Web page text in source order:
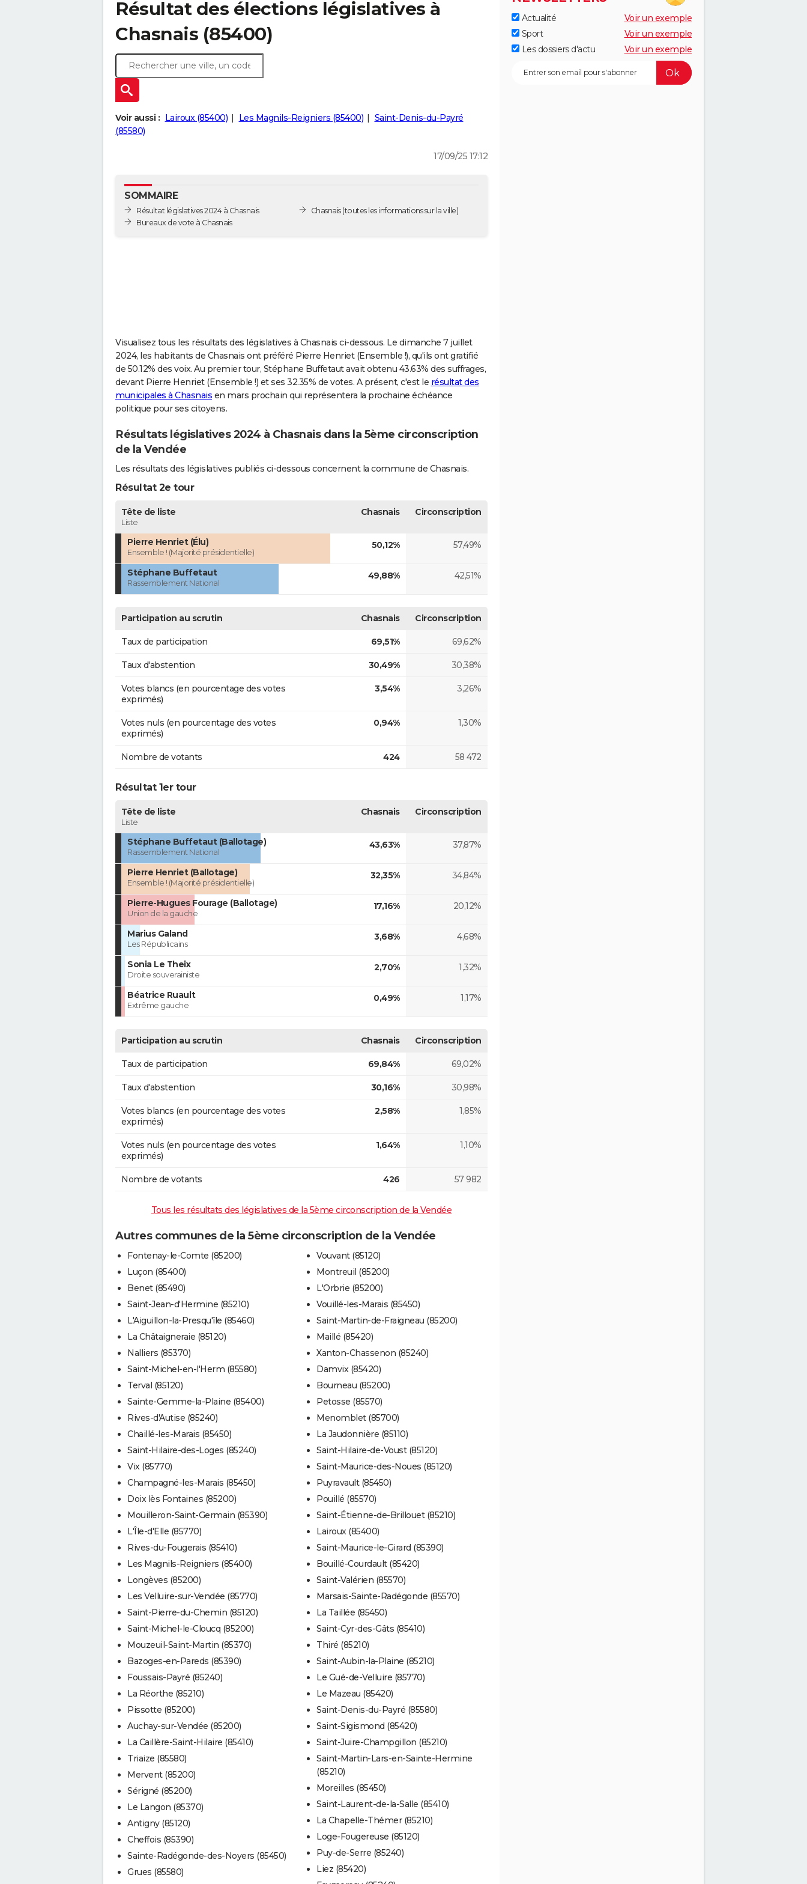
Résultat des élections législatives à
Chasnais (85400)
Voir aussi : Lairoux (85400) Les Magnils-Reigniers (85400)
Saint-Denis-du-Payré
(85580)
17/09/25 17:12
SOMMAIRE
Résultat législatives 2024 à Chasnais
Bureaux de vote à Chasnais
Chasnais(toutes les informations sur la ville)
Visualisez tous les résultats des législatives à Chasnais ci-dessous. Le dimanche 7 juillet
2024, les habitants de Chasnais ont préféré Pierre Henriet (Ensemble !), qu'ils ont gratifié
de 50.12% des voix. Au premier tour, Stéphane Buffetaut avait obtenu 43.63% des suffrages,
devant Pierre Henriet (Ensemble !) et ses 32.35% de votes. A présent, c'est le résultat des
municipales à Chasnais en mars prochain qui représentera la prochaine échéance
politique pour ses citoyens.
Résultats législatives 2024 à Chasnais dans la 5ème circonscription
de la Vendée
Les résultats des législatives publiés ci-dessous concernent la commune de Chasnais.
Résultat 2e tour
Tête de liste
Liste
Chasnais Circonscription
Pierre Henriet (Élu)
Ensemble ! (Majorité présidentielle)
50,12% 57,49%
Stéphane Buffetaut
Rassemblement National
49,88% 42,51%
Participation au scrutin Chasnais Circonscription
Taux de participation 69,51% 69,62%
Taux d'abstention 30,49% 30,38%
Votes blancs (en pourcentage des votes
exprimés)
3,54% 3,26%
Votes nuls (en pourcentage des votes
exprimés)
0,94% 1,30%
Nombre de votants 424 58 472
Résultat 1er tour
Tête de liste
Liste
Chasnais Circonscription
Stéphane Buffetaut (Ballotage)
Rassemblement National
43,63% 37,87%
Pierre Henriet (Ballotage)
Ensemble ! (Majorité présidentielle)
32,35% 34,84%
Pierre-Hugues Fourage (Ballotage)
Union de la gauche
17,16% 20,12%
Marius Galand
Les Républicains
3,68% 4,68%
Sonia Le Theix
Droite souverainiste
2,70% 1,32%
Béatrice Ruault
Extrême gauche
0,49% 1,17%
Participation au scrutin Chasnais Circonscription
Taux de participation 69,84% 69,02%
Taux d'abstention 30,16% 30,98%
Votes blancs (en pourcentage des votes
exprimés)
2,58% 1,85%
Votes nuls (en pourcentage des votes
exprimés)
1,64% 1,10%
Nombre de votants 426 57 982
Tous les résultats des législatives de la 5ème circonscription de la Vendée
Autres communes de la 5ème circonscription de la Vendée
Fontenay-le-Comte (85200)
Luçon (85400)
Benet (85490)
Saint-Jean-d'Hermine (85210)
L'Aiguillon-la-Presqu'île (85460)
La Châtaigneraie (85120)
Nalliers (85370)
Saint-Michel-en-l'Herm (85580)
Terval (85120)
Sainte-Gemme-la-Plaine (85400)
Rives-d'Autise (85240)
Chaillé-les-Marais (85450)
Saint-Hilaire-des-Loges (85240)
Vix (85770)
Champagné-les-Marais (85450)
Doix lès Fontaines (85200)
Mouilleron-Saint-Germain (85390)
L'Île-d'Elle (85770)
Rives-du-Fougerais (85410)
Les Magnils-Reigniers (85400)
Longèves (85200)
Les Velluire-sur-Vendée (85770)
Saint-Pierre-du-Chemin (85120)
Saint-Michel-le-Cloucq (85200)
Mouzeuil-Saint-Martin (85370)
Bazoges-en-Pareds (85390)
Foussais-Payré (85240)
La Réorthe (85210)
Pissotte (85200)
Auchay-sur-Vendée (85200)
La Caillère-Saint-Hilaire (85410)
Triaize (85580)
Mervent (85200)
Sérigné (85200)
Le Langon (85370)
Antigny (85120)
Cheffois (85390)
Sainte-Radégonde-des-Noyers (85450)
Grues (85580)
Vouvant (85120)
Montreuil (85200)
L'Orbrie (85200)
Vouillé-les-Marais (85450)
Saint-Martin-de-Fraigneau (85200)
Maillé (85420)
Xanton-Chassenon (85240)
Damvix (85420)
Bourneau (85200)
Petosse (85570)
Menomblet (85700)
La Jaudonnière (85110)
Saint-Hilaire-de-Voust (85120)
Saint-Maurice-des-Noues (85120)
Puyravault (85450)
Pouillé (85570)
Saint-Étienne-de-Brillouet (85210)
Lairoux (85400)
Saint-Maurice-le-Girard (85390)
Bouillé-Courdault (85420)
Saint-Valérien (85570)
Marsais-Sainte-Radégonde (85570)
La Taillée (85450)
Saint-Cyr-des-Gâts (85410)
Thiré (85210)
Saint-Aubin-la-Plaine (85210)
Le Gué-de-Velluire (85770)
Le Mazeau (85420)
Saint-Denis-du-Payré (85580)
Saint-Sigismond (85420)
Saint-Juire-Champgillon (85210)
Saint-Martin-Lars-en-Sainte-Hermine
(85210)
Moreilles (85450)
Saint-Laurent-de-la-Salle (85410)
La Chapelle-Thémer (85210)
Loge-Fougereuse (85120)
Puy-de-Serre (85240)
Liez (85420)
Actualité
Voir un exemple
Sport
Voir un exemple
Les dossiers d'actu
Voir un exemple